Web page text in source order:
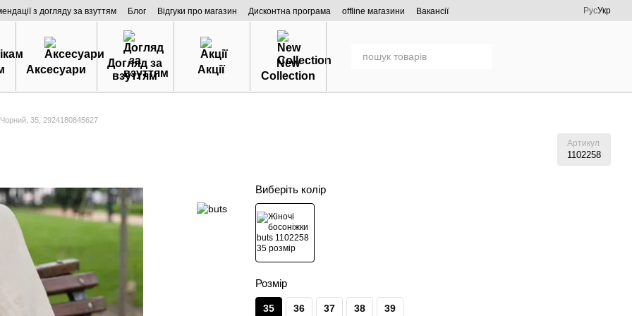
з догляду за взуттям Блог Відгуки про магазин Дисконтна програма offline магазини
Вакансії
РусУкр
Аксесуари
Догляд за
взуттям
Акції
New
Collection
Чорний, 35, 2924180845627
Артикул
1102258
Виберіть колір
Розмір
35 36 37 38 39